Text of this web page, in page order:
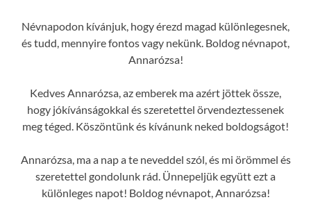
Névnapodon kívánjuk, hogy érezd magad különlegesnek,
és tudd, mennyire fontos vagy nekünk. Boldog névnapot,
Annarózsa!
Kedves Annarózsa, az emberek ma azért jöttek össze,
hogy jókívánságokkal és szeretettel örvendeztessenek
meg téged. Köszöntünk és kívánunk neked boldogságot!
Annarózsa, ma a nap a te neveddel szól, és mi örömmel és
szeretettel gondolunk rád. Ünnepeljük együtt ezt a
különleges napot! Boldog névnapot, Annarózsa!